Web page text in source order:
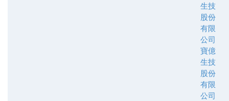
生技
股份
有限
公司
寶億
生技
股份
有限
公司